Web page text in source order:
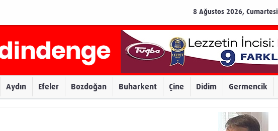
8 Ağustos 2026, Cumartesi
Aydın Efeler Bozdoğan Buharkent Çine Didim Germencik